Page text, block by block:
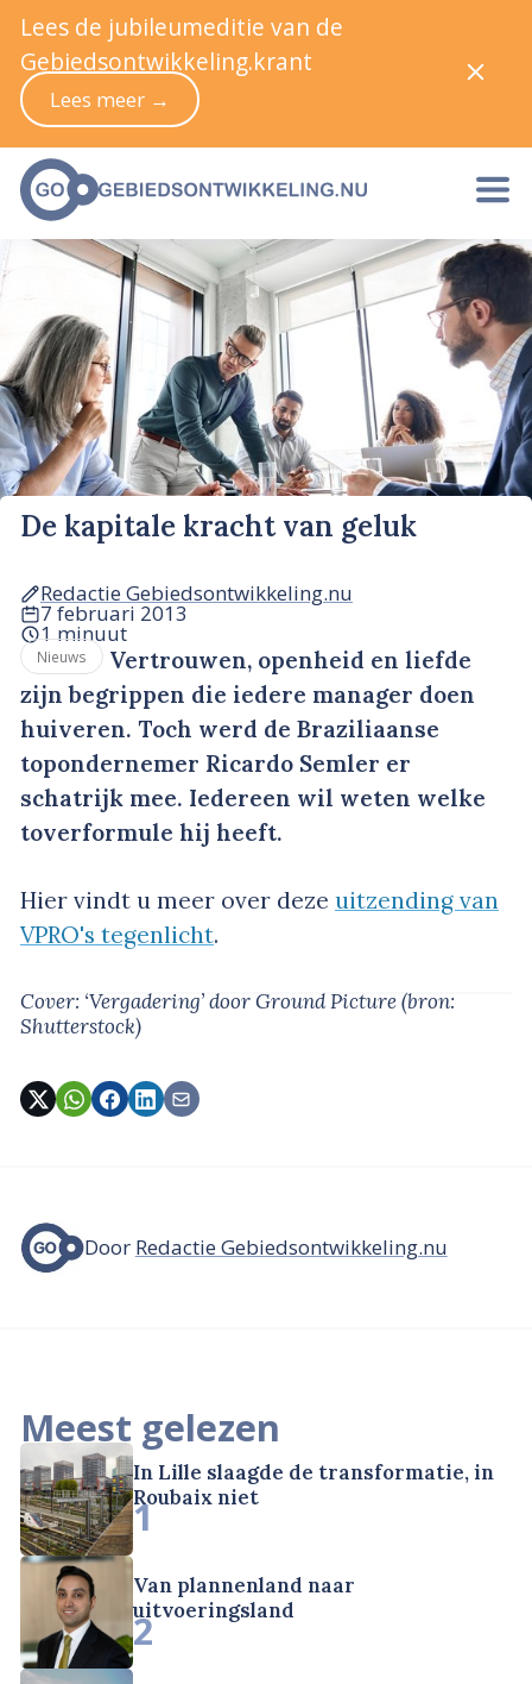
De kapitale kracht van geluk
Redactie Gebiedsontwikkeling.nu
7 februari 2013
1 minuut
Nieuws
Vertrouwen, openheid en liefde
zijn begrippen die iedere manager doen
huiveren. Toch werd de Braziliaanse
topondernemer Ricardo Semler er
schatrijk mee. Iedereen wil weten welke
toverformule hij heeft.
Hier vindt u meer over deze uitzending van
VPRO's tegenlicht.
Cover: ‘Vergadering’door Ground Picture(bron:
Shutterstock)
Door Redactie Gebiedsontwikkeling.nu
Meest gelezen
In Lille slaagde de transformatie, in
Roubaix niet
1
Van plannenland naar
uitvoeringsland
2
Lees de jubileumeditie van de
Gebiedsontwikkeling.krant
Lees meer →